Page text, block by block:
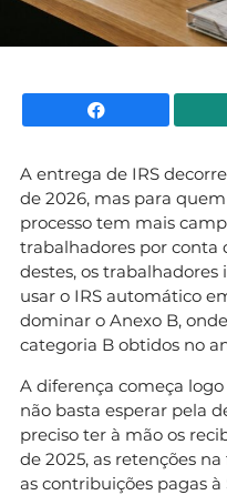
A entrega de IRS
de 2026, mas para
processo tem mais
trabalhadores por conta
destes, os
usar o IRS automático
dominar o Anexo B,
categoria B obtidos no
A diferença começa
não basta esperar pela
preciso ter à mão os
de 2025, as retenções
as contribuições pagas